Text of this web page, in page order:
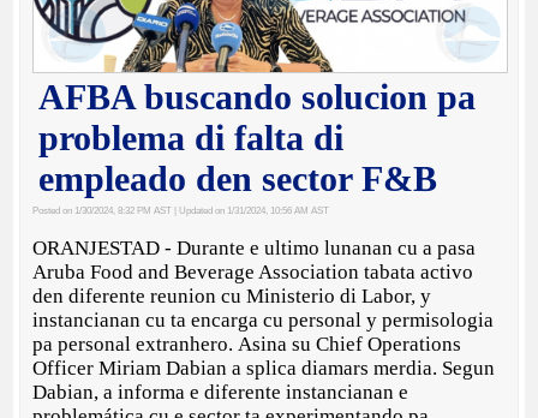
AFBA buscando solucion pa
problema di falta di
empleado den sector F&B
Posted on 1/30/2024, 8:32 PM AST | Updated on 1/31/2024, 10:56 AM AST
ORANJESTAD - Durante e ultimo lunanan cu a pasa
Aruba Food and Beverage Association tabata activo
den diferente reunion cu Ministerio di Labor, y
instancianan cu ta encarga cu personal y permisologia
pa personal extranhero. Asina su Chief Operations
Officer Miriam Dabian a splica diamars merdia. Segun
Dabian, a informa e diferente instancianan e